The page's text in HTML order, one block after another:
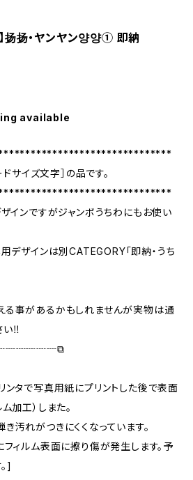
扬扬・ヤンヤン양양① 即納
available
サイズ文字］の品です。
ザインですがジャンボうちわにもお使い
デザインは別CATEGORY「即納・うち
事があるかもしれませんが実物は通
い‼️
ンタで写真用紙にプリントした後で表面
加工）しまた。
汚れがつきにくくなっています。
ィルム表面に擦り傷が発生します。予
]